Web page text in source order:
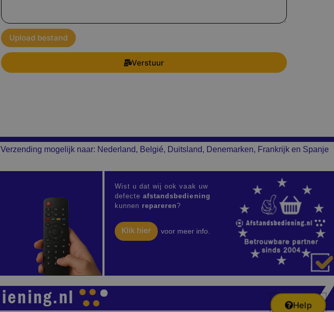
Upload bestand
Verstuur
Verzending mogelijk naar: Nederland, Belgié, Duitsland, Denemarken, Frankrijk en Spanje
Wist u dat wij ook vaak uw
defecteafstandsbediening
kunnen repareren?
Klik hier voor meer info.
Help